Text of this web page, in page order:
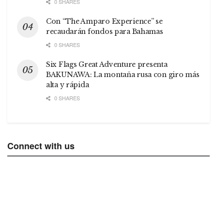
0 SHARES
Con “The Amparo Experience” se
recaudarán fondos para Bahamas
0 SHARES
Six Flags Great Adventure presenta
BAKUNAWA: La montaña rusa con giro más
alta y rápida
0 SHARES
Connect with us